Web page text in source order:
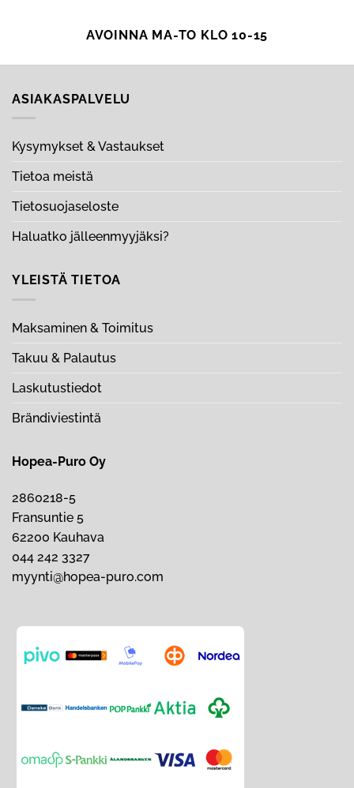
AVOINNA MA-TO KLO 10-15
ASIAKASPALVELU
Kysymykset & Vastaukset
Tietoa meistä
Tietosuojaseloste
Haluatko jälleenmyyjäksi?
YLEISTÄ TIETOA
Maksaminen & Toimitus
Takuu & Palautus
Laskutustiedot
Brändiviestintä
Hopea-Puro Oy
2860218-5
Fransuntie 5
62200 Kauhava
044 242 3327
myynti@hopea-puro.com